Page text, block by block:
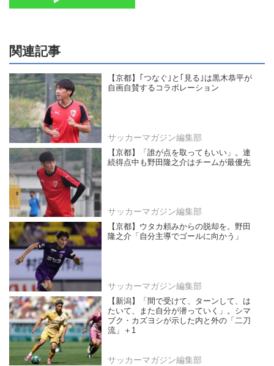
関連記事
【京都】｢つなぐ｣と｢見る｣は黒木恭平が
自画自賛するコラボレーション
サッカーマガジン編集部
【京都】「誰が点を取ってもいい」。連
続得点中も野田隆之介はチームが最優先
サッカーマガジン編集部
【京都】ウタカ頼みからの脱却を。野田
隆之介「自分主導でゴールに向かう」
サッカーマガジン編集部
【新潟】「間で受けて、ターンして、は
たいて、また自分が潜っていく」。シマ
ブク・カズヨシが示した内と外の「二刀
流」＋1
サッカーマガジン編集部